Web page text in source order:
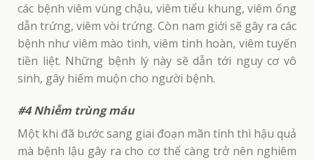
các bệnh viêm vùng chậu, viêm tiểu khung, viêm ống
dẫn trứng, viêm vòi trứng. Còn nam giới sẽ gây ra các
bệnh như viêm mào tinh, viêm tinh hoàn, viêm tuyến
tiền liệt. Những bệnh lý này sẽ dẫn tới nguy cơ vô
sinh, gây hiếm muộn cho người bệnh.
#4 Nhiễm trùng máu
Một khi đã bước sang giai đoạn mãn tính thì hậu quả
mà bệnh lậu gây ra cho cơ thể càng trở nên nghiêm